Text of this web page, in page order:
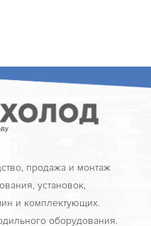
продажа и монтаж
установок,
и комплектующих.
оборудования.